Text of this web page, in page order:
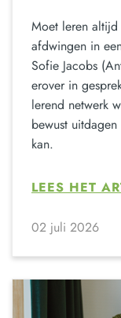
Moet leren
afdwingen in
Sofie Jacobs
erover in
lerend netwerk
bewust
kan.
LEES HET
02 juli 2026